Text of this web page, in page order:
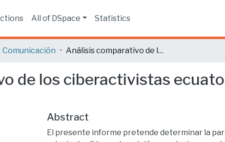
All of DSpace Statistics
Comunicación Análisis comparativo de los ciberactivistas ecuatorianos entre el año 2015 y 2016
de los ciberactivistas
Abstract
El presente informe pretende determinar la